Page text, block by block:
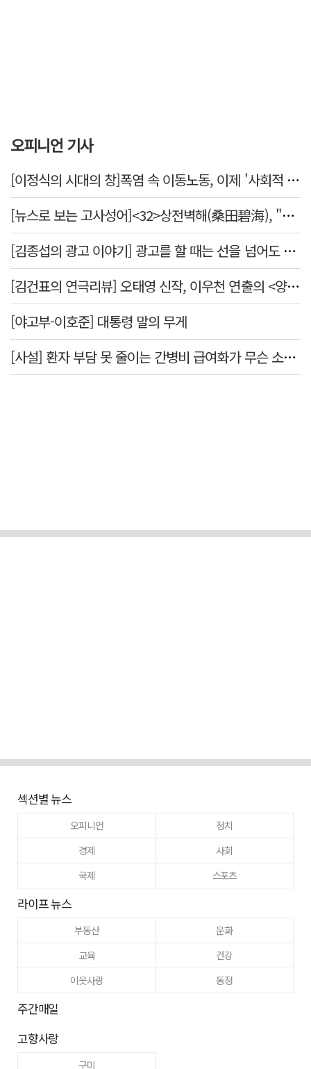
오피니언 기사
[이정식의 시대의 창]폭염 속 이동노동, 이제 '사회적 위험 관리'로 전환할 때
[뉴스로 보는 고사성어]<32>상전벽해(桑田碧海), "뽕나무밭이 푸른 바다가 되었다."
[김종섭의 광고 이야기] 광고를 할 때는 선을 넘어도 좋습니다.
[김건표의 연극리뷰] 오태영 신작, 이우천 연출의 <양은 양순하다>"국민을 온순한 양으로 길들이는 전체주의적 정치의 알레고리"
[야고부-이호준] 대통령 말의 무게
[사설] 환자 부담 못 줄이는 간병비 급여화가 무슨 소용인가
섹션별 뉴스
오피니언
정치
경제
사회
국제
스포츠
라이프 뉴스
부동산
문화
교육
건강
이웃사랑
동정
주간매일
고향사랑
구미